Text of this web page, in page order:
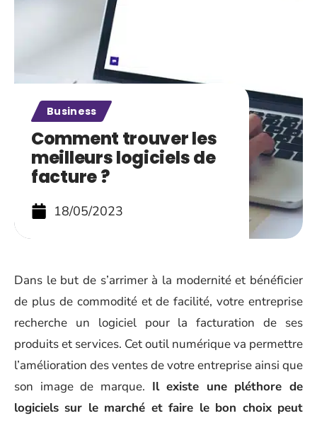
Business
Comment trouver les
meilleurs logiciels de
facture ?
18/05/2023
Dans le but de s’arrimer à la modernité et bénéficier
de plus de commodité et de facilité, votre entreprise
recherche un logiciel pour la facturation de ses
produits et services. Cet outil numérique va permettre
l’amélioration des ventes de votre entreprise ainsi que
son image de marque. Il existe une pléthore de
logiciels sur le marché et faire le bon choix peut